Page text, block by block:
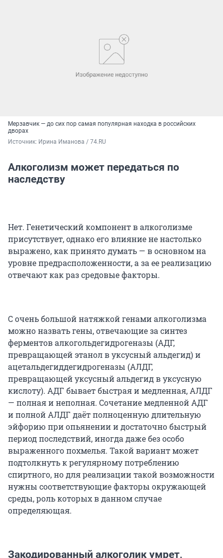
Мерзавчик — до сих пор самая популярная находка в российских
дворах
Источник: Ирина Иманова / 74.RU
Алкоголизм может передаться по
наследству
Нет. Генетический компонент в алкоголизме
присутствует, однако его влияние не настолько
выражено, как принято думать — в основном на
уровне предрасположенности, а за ее реализацию
отвечают как раз средовые факторы.
С очень большой натяжкой генами алкоголизма
можно назвать гены, отвечающие за синтез
ферментов алкогольдегидрогеназы (АДГ,
превращающей этанол в уксусный альдегид) и
ацетальдегиддегидрогеназы (АЛДГ,
превращающей уксусный альдегид в уксусную
кислоту). АДГ бывает быстрая и медленная, АЛДГ
— полная и неполная. Сочетание медленной АДГ
и полной АЛДГ даёт полноценную длительную
эйфорию при опьянении и достаточно быстрый
период последствий, иногда даже без особо
выраженного похмелья. Такой вариант может
подтолкнуть к регулярному потреблению
спиртного, но для реализации такой возможности
нужны соответствующие факторы окружающей
среды, роль которых в данном случае
определяющая.
Закодированный алкоголик умрет,